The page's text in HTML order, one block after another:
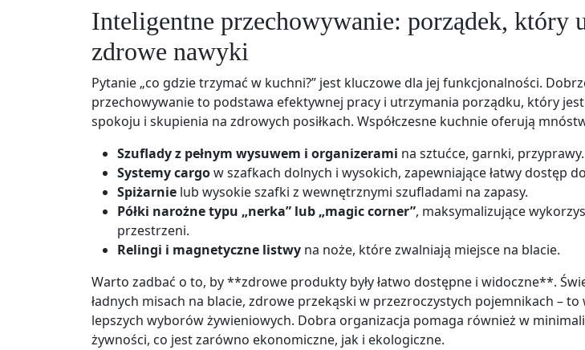
Inteligentne przechowywanie: porządek, który
zdrowe nawyki
Pytanie „co gdzie trzymać w kuchni?” jest kluczowe dla jej funkcjonalności.
przechowywanie to podstawa efektywnej pracy i utrzymania porządku, który
spokoju i skupienia na zdrowych posiłkach. Współczesne kuchnie oferują
Szuflady z pełnym wysuwem i organizerami na sztućce, garnki, przyprawy.
Systemy cargow szafkach dolnych i wysokich, zapewniające łatwy dostęp
Spiżarnie lub wysokie szafki z wewnętrznymi szufladami na zapasy.
Półki narożne typu „nerka” lub „magic corner”, maksymalizujące
przestrzeni.
Relingi i magnetyczne listwy na noże, które zwalniają miejsce na blacie.
Warto zadbać o to, by **zdrowe produkty były łatwo dostępne i widoczne**.
ładnych misach na blacie, zdrowe przekąski w przezroczystych pojemnikach – to
lepszych wyborów żywieniowych. Dobra organizacja pomaga również w
żywności, co jest zarówno ekonomiczne, jak i ekologiczne.